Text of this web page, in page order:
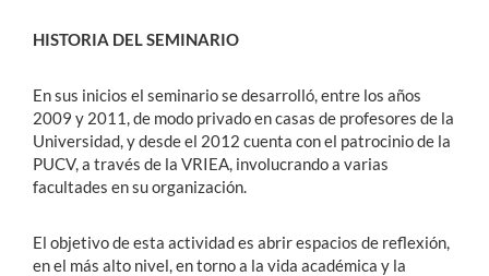
HISTORIA DEL SEMINARIO
En sus inicios el seminario se desarrolló, entre los años
2009 y 2011, de modo privado en casas de profesores de la
Universidad, y desde el 2012 cuenta con el patrocinio de la
PUCV, a través de la VRIEA, involucrando a varias
facultades en su organización.
El objetivo de esta actividad es abrir espacios de reflexión,
en el más alto nivel, en torno a la vida académica y la